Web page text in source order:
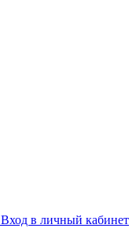
Вход в личный кабинет